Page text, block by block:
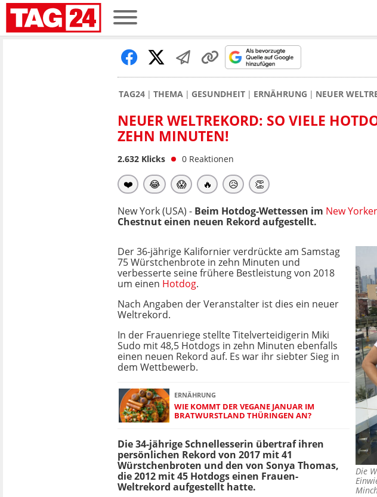
TAG24 THEMA GESUNDHEIT ERNÄHRUNG NEUER
NEUER WELTREKORD: SO VIELE
ZEHN MINUTEN!
2.632 Klicks 0 Reaktionen
❤️ 😂 😱 🔥 😥 👏
New York (USA) - Beim Hotdog-Wettessen im New Yorker
Chestnut einen neuen Rekord aufgestellt.
Die
Der 36-jährige Kalifornier verdrückte am Samstag
75 Würstchenbrote in zehn Minuten und
verbesserte seine frühere Bestleistung von 2018
um einen Hotdog.
Nach Angaben der Veranstalter ist dies ein neuer
Weltrekord.
In der Frauenriege stellte Titelverteidigerin Miki
Sudo mit 48,5 Hotdogs in zehn Minuten ebenfalls
einen neuen Rekord auf. Es war ihr siebter Sieg in
dem Wettbewerb.
ERNÄHRUNG
WIE KOMMT DER VEGANE JANUAR IM
BRATWURSTLAND THÜRINGEN AN?
Die 34-jährige Schnellesserin übertraf ihren
persönlichen Rekord von 2017 mit 41
Würstchenbroten und den von Sonya Thomas,
die 2012 mit 45 Hotdogs einen Frauen-
Weltrekord aufgestellt hatte.